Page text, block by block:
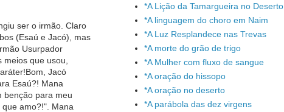
ser o irmão. Claro
(Esaú e Jacó), mas
Usurpador
que usou,
Jacó
Esaú?! Mana
benção para meu
amo?!". Mana
*A Lição da Tamargueira no Deserto
*A linguagem do choro em Naim
*A Luz Resplandece nas Trevas
*A morte do grão de trigo
*A Mulher com fluxo de sangue
*A oração do hissopo
*A oração no deserto
*A parábola das dez virgens